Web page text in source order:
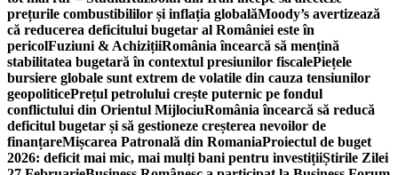
prețurile combustibililor și inflația globalăMoody’s avertizează
că reducerea deficitului bugetar al României este în
pericolFuziuni & AchizițiiRomânia încearcă să mențină
stabilitatea bugetară în contextul presiunilor fiscalePiețele
bursiere globale sunt extrem de volatile din cauza tensiunilor
geopoliticePrețul petrolului crește puternic pe fondul
conflictului din Orientul MijlociuRomânia încearcă să reducă
deficitul bugetar și să gestioneze creșterea nevoilor de
finanțareMișcarea Patronală din RomaniaProiectul de buget
2026: deficit mai mic, mai mulți bani pentru investițiiȘtirile Zilei